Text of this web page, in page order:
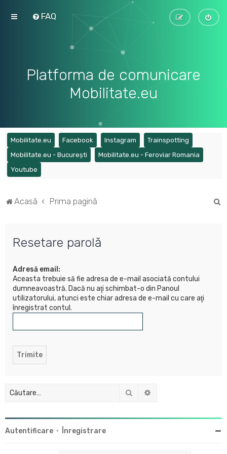
FAQ
Platforma de comunicare
Mobilitate.eu
Mobilitate.eu (Opens a new tab)
Facebook (Opens a new tab)
Instagram (Opens a new tab)
Trainspotting
Mobilitate.eu - București (Opens a new tab)
Mobilitate.eu - Feroviar Romania
Youtube
Acasă Prima pagină
Resetare parolă
Adresă email:
Aceasta trebuie să fie adresa de e-mail asociată contului
dumneavoastră. Dacă nu aţi schimbat-o din Panoul
utilizatorului, atunci este chiar adresa de e-mail cu care aţi
înregistrat contul.
Căutare
Autentificare • Înregistrare